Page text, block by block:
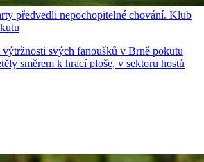
předvedli nepochopitelné chování. Klub
výtržnosti svých fanoušků v Brně pokutu
směrem k hrací ploše, v sektoru hostů